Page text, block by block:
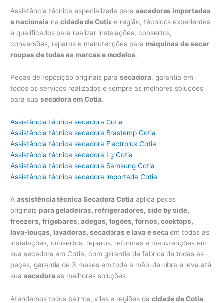
Assistência técnica especializada parasecadoras importadas
e nacionais nacidade de Cotia e região, técnicos experientes
e qualificados para realizar instalações, consertos,
conversões, reparos e manutenções para máquinas de secar
roupas de todas as marcas e modelos.
Peças de reposição originais parasecadora, garantia em
todos os serviços realizados e sempre as melhores soluções
para suasecadora em Cotia.
Assistência técnica secadora Cotia
Assistência técnica secadora Brastemp Cotia
Assistência técnica secadora Electrolux Cotia
Assistência técnica secadora Lg Cotia
Assistência técnica secadora Samsung Cotia
Assistência técnica secadora importada Cotia
Aassistência técnica Secadora Cotia aplica peças
originais para geladeiras, refrigeradores, side by side,
freezers, frigobares, adegas, fogões, fornos, cooktops,
lava-louças, lavadoras, secadoras e lava e secaem todas as
instalações, consertos, reparos, reformas e manutenções em
sua secadora em Cotia, com garantia de fábrica de todas as
peças, garantia de 3 meses em toda a mão-de-obra e leva até
suasecadora as melhores soluções.
Atendemos todos bairros, vilas e regiões dacidade de Cotia.